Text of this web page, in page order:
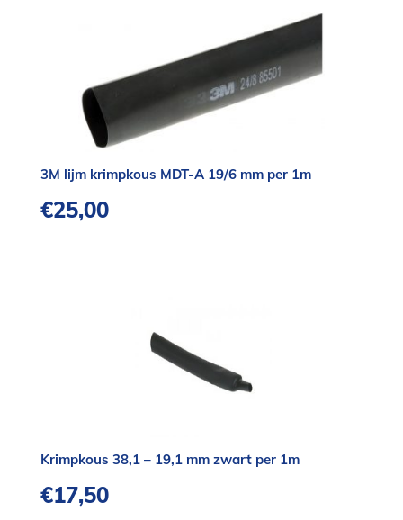
3M lijm krimpkous MDT-A 19/6 mm per 1m
€25,00
Krimpkous 38,1 – 19,1 mm zwart per 1m
€17,50